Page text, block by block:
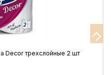
Decor трехслойные 2 шт